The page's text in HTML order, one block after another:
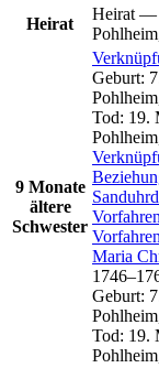
Heirat
Heirat —
9 Monate
ältere
Schwester
Geburt:
Tod: 19.
Vorfahren
Maria
1746–
Geburt:
Tod: 19.